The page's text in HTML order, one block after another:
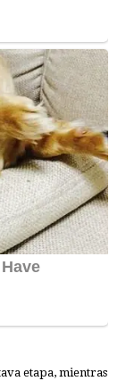
etapa, mientras